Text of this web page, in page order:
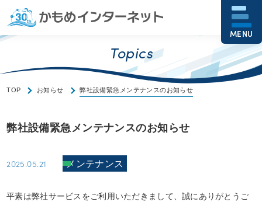
MENU
Topics
TOP お知らせ 弊社設備緊急メンテナンスのお知らせ
弊社設備緊急メンテナンスのお知らせ
2025.05.21 メンテナンス
平素は弊社サービスをご利用いただきまして、誠にありがとうご